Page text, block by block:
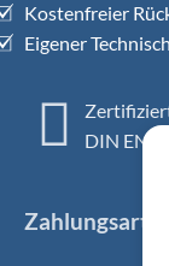
Kostenfreier
Eigener
DIN EN
Zahlungsarten